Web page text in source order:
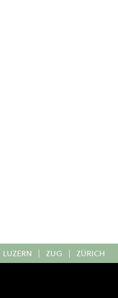
Orange
Hard 92A Blue
LUZERN | ZUG | ZÜRICH